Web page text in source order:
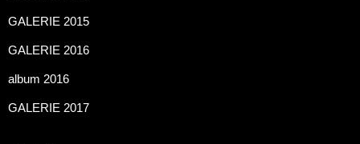
GALERIE 2015
GALERIE 2016
album 2016
GALERIE 2017